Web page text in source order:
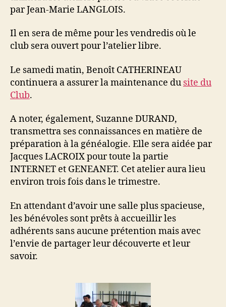
par Jean-Marie LANGLOIS.
Il en sera de même pour les vendredis où le
club sera ouvert pour l’atelier libre.
Le samedi matin, Benoît CATHERINEAU
continuera a assurer la maintenance du site du
Club.
A noter, également, Suzanne DURAND,
transmettra ses connaissances en matière de
préparation à la généalogie. Elle sera aidée par
Jacques LACROIX pour toute la partie
INTERNET et GENEANET. Cet atelier aura lieu
environ trois fois dans le trimestre.
En attendant d’avoir une salle plus spacieuse,
les bénévoles sont prêts à accueillir les
adhérents sans aucune prétention mais avec
l’envie de partager leur découverte et leur
savoir.